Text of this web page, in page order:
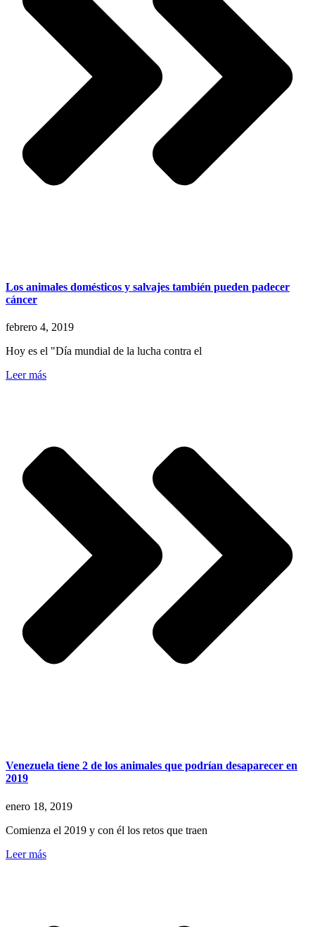
Los animales domésticos y salvajes también pueden padecer
cáncer
febrero 4, 2019
Hoy es el "Día mundial de la lucha contra el
Leer más
Venezuela tiene 2 de los animales que podrían desaparecer en
2019
enero 18, 2019
Comienza el 2019 y con él los retos que traen
Leer más